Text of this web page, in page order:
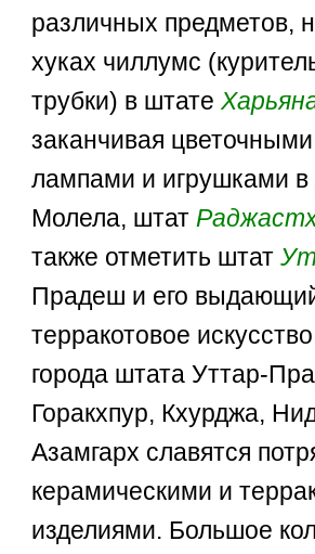
различных предметов,
хуках чиллумс
трубки) в штате
заканчивая
лампами и игрушками в
Молела, штат
также отметить штат
Прадеш и его
терракотовое
города штата Уттар-
Горакхпур, Кхурджа,
Азамгарх славятся
керамическими и
изделиями. Большое